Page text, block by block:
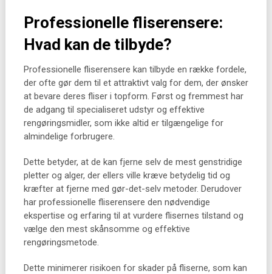
Professionelle fliserensere:
Hvad kan de tilbyde?
Professionelle fliserensere kan tilbyde en række fordele,
der ofte gør dem til et attraktivt valg for dem, der ønsker
at bevare deres fliser i topform. Først og fremmest har
de adgang til specialiseret udstyr og effektive
rengøringsmidler, som ikke altid er tilgængelige for
almindelige forbrugere.
Dette betyder, at de kan fjerne selv de mest genstridige
pletter og alger, der ellers ville kræve betydelig tid og
kræfter at fjerne med gør-det-selv metoder. Derudover
har professionelle fliserensere den nødvendige
ekspertise og erfaring til at vurdere flisernes tilstand og
vælge den mest skånsomme og effektive
rengøringsmetode.
Dette minimerer risikoen for skader på fliserne, som kan